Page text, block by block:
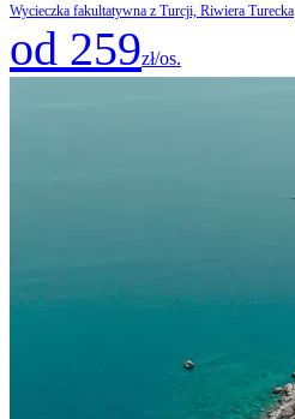
Wycieczka fakultatywna z Turcji, Riwiera Turecka
od 259zł/os.